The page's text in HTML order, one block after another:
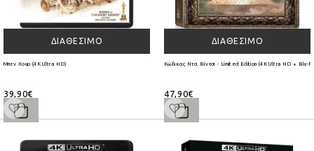
ΔΙΑΘΈΣΙΜΟ
Μπεν Χουρ (4K Ultra HD)
39,90€
ΔΙΑΘΈΣΙΜΟ
Κώδικας Ντα Βίντσι - Limited Edition (4K Ultra HD + Blu-
47,90€